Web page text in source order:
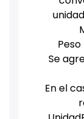
Se
En el